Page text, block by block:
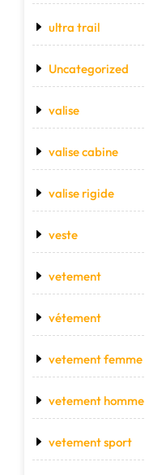
ultra trail
Uncategorized
valise
valise cabine
valise rigide
veste
vetement
vétement
vetement femme
vetement homme
vetement sport